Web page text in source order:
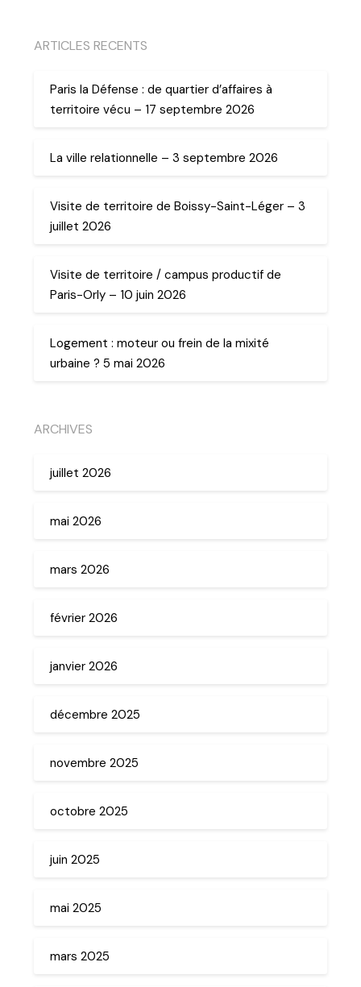
ARTICLES RECENTS
Paris la Défense : de quartier d’affaires à
territoire vécu – 17 septembre 2026
La ville relationnelle – 3 septembre 2026
Visite de territoire de Boissy-Saint-Léger – 3
juillet 2026
Visite de territoire / campus productif de
Paris-Orly – 10 juin 2026
Logement : moteur ou frein de la mixité
urbaine ? 5 mai 2026
ARCHIVES
juillet 2026
mai 2026
mars 2026
février 2026
janvier 2026
décembre 2025
novembre 2025
octobre 2025
juin 2025
mai 2025
mars 2025